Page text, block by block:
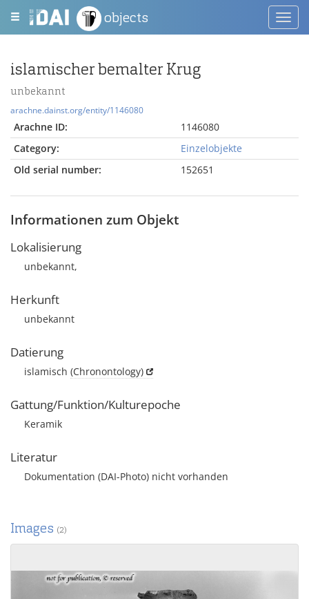
objects
islamischer bemalter Krug
unbekannt
arachne.dainst.org/entity/1146080
Arachne ID:
1146080
Category:
Einzelobjekte
Old serial number:
152651
Informationen zum Objekt
Lokalisierung
unbekannt,
Herkunft
unbekannt
Datierung
islamisch (Chronontology)
Gattung/Funktion/Kulturepoche
Keramik
Literatur
Dokumentation (DAI-Photo) nicht vorhanden
Images (2)